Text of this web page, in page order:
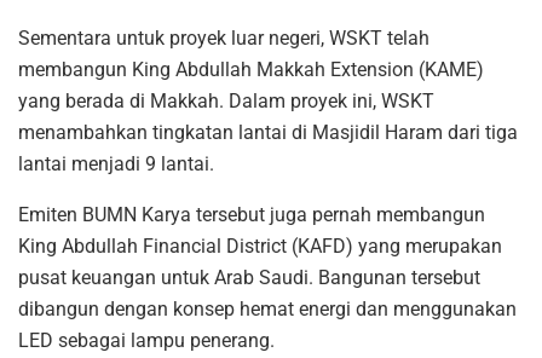
Sementara untuk proyek luar negeri, WSKT telah
membangun King Abdullah Makkah Extension (KAME)
yang berada di Makkah. Dalam proyek ini, WSKT
menambahkan tingkatan lantai di Masjidil Haram dari tiga
lantai menjadi 9 lantai.
Emiten BUMN Karya tersebut juga pernah membangun
King Abdullah Financial District (KAFD) yang merupakan
pusat keuangan untuk Arab Saudi. Bangunan tersebut
dibangun dengan konsep hemat energi dan menggunakan
LED sebagai lampu penerang.